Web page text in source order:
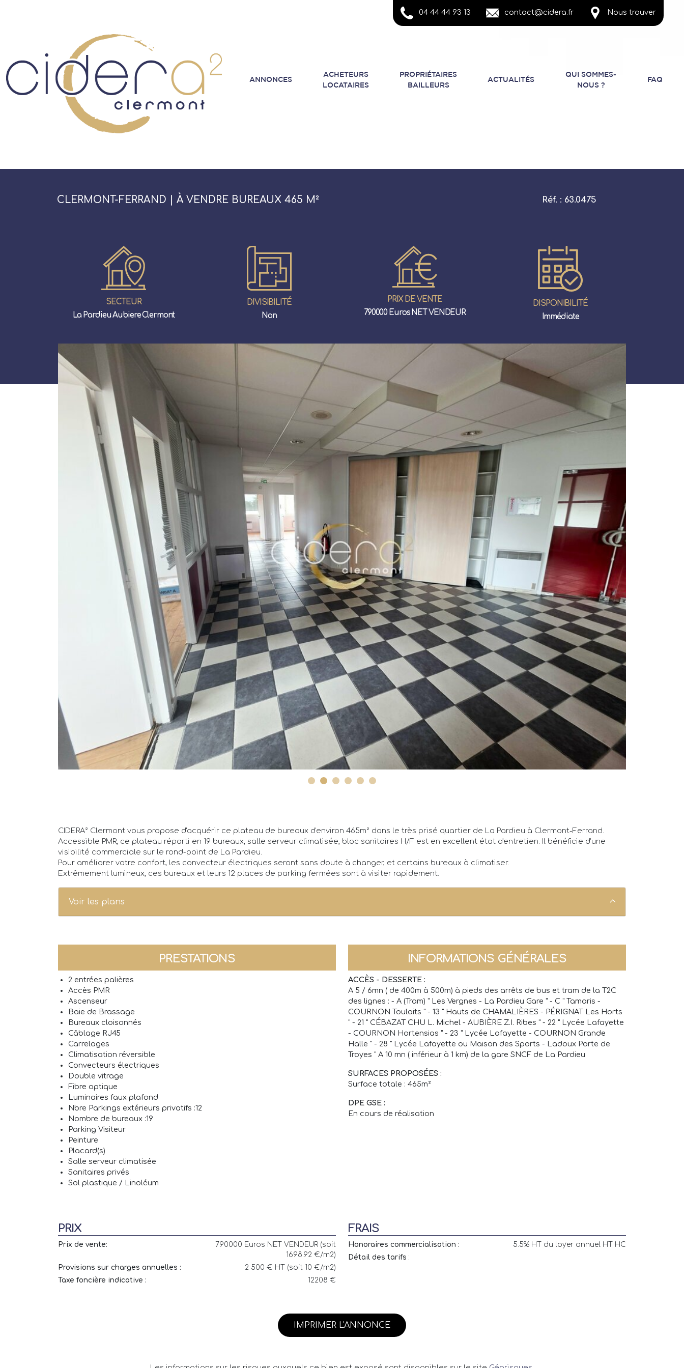
04 44 44 93 13 contact@cidera.fr Nous trouver
ANNONCES
ACHETEURS
LOCATAIRES
PROPRIÉTAIRES
BAILLEURS
ACTUALITÉS
QUI SOMMES-
NOUS ?
FAQ
CLERMONT-FERRAND | À VENDRE BUREAUX 465 M² Réf. : 63.0475
SECTEUR
La Pardieu Aubiere Clermont
DIVISIBILITÉ
Non
PRIX DE VENTE
790000 Euros NET VENDEUR
DISPONIBILITÉ
Immédiate
CIDERA² Clermont vous propose d'acquérir ce plateau de bureaux d'environ 465m² dans le très prisé quartier de La Pardieu à Clermont-Ferrand.
Accessible PMR, ce plateau réparti en 19 bureaux, salle serveur climatisée, bloc sanitaires H/F est en excellent état d'entretien. Il bénéficie d'une
visibilité commerciale sur le rond-point de La Pardieu.
Pour améliorer votre confort, les convecteur électriques seront sans doute à changer, et certains bureaux à climatiser.
Extrêmement lumineux, ces bureaux et leurs 12 places de parking fermées sont à visiter rapidement.
Voir les plans
PRESTATIONS
2 entrées palières
Accès PMR
Ascenseur
Baie de Brassage
Bureaux cloisonnés
Câblage RJ45
Carrelages
Climatisation réversible
Convecteurs électriques
Double vitrage
Fibre optique
Luminaires faux plafond
Nbre Parkings extérieurs privatifs :12
Nombre de bureaux :19
Parking Visiteur
Peinture
Placard(s)
Salle serveur climatisée
Sanitaires privés
Sol plastique / Linoléum
INFORMATIONS GÉNÉRALES
ACCÈS - DESSERTE :
A 5 / 6mn ( de 400m à 500m) à pieds des arrêts de bus et tram de la T2C
des lignes : - A (Tram) " Les Vergnes - La Pardieu Gare " - C " Tamaris -
COURNON Toulaits " - 13 " Hauts de CHAMALIÈRES - PÉRIGNAT Les Horts
" - 21 " CÉBAZAT CHU L. Michel - AUBIÈRE Z.I. Ribes " - 22 " Lycée Lafayette
- COURNON Hortensias " - 23 " Lycée Lafayette - COURNON Grande
Halle " - 28 " Lycée Lafayette ou Maison des Sports - Ladoux Porte de
Troyes " A 10 mn ( inférieur à 1 km) de la gare SNCF de La Pardieu
SURFACES PROPOSÉES :
Surface totale : 465m²
DPE GSE :
En cours de réalisation
PRIX
Prix de vente:
790000 Euros NET VENDEUR (soit
1698.92 €/m2)
Provisions sur charges annuelles :
2 500 € HT (soit 10 €/m2)
Taxe foncière indicative :
12208 €
FRAIS
Honoraires commercialisation :
5.5% HT du loyer annuel HT HC
Détail des tarifs :
IMPRIMER L'ANNONCE